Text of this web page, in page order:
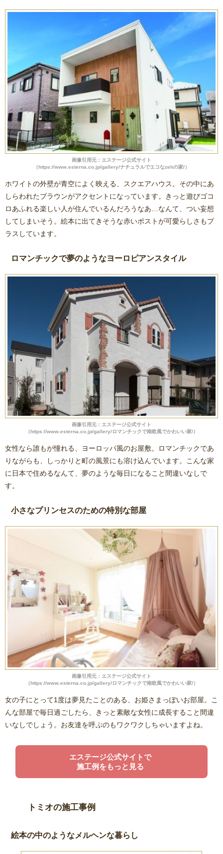
画像引用元：エステージ公式サイト
（https://www.esterna.co.jp/gallery/ナチュラルでエコなzehの家/）
ホワイトの外壁が青空によく映える、スクエアハウス。その中にあ
しらわれたブラウンがアクセントになっています。きっと遊びゴコ
ロあふれる楽しい人が住んでいるんだろうなあ…なんて、つい妄想
してしまいそう。絵本に出てきそうな赤いポストが可愛らしさもプ
ラスしています。
ロマンチックで夢のようなヨーロピアンスタイル
画像引用元：エステージ公式サイト
（https://www.esterna.co.jp/gallery/ロマンチックで南欧風でかわいい家/）
女性なら誰もが憧れる、ヨーロッパ風のお屋敷。ロマンチックであ
りながらも、しっかりと町の風景にも溶け込んでいます。こんな家
に日本で住めるなんて、夢のような毎日になること間違いなしで
す。
小さなプリンセスのための特別な部屋
画像引用元：エステージ公式サイト
（https://www.esterna.co.jp/gallery/ロマンチックで南欧風でかわいい家/）
女の子にとって1度は夢見たことのある、お姫さまっぽいお部屋。こ
んな部屋で毎日過ごしたら、きっと素敵な女性に成長すること間違
いなしでしょう。お友達を呼ぶのもワクワクしちゃいますよね。
エステージ公式サイトで
施工例をもっと見る
トミオの施工事例
絵本の中のようなメルヘンな暮らし